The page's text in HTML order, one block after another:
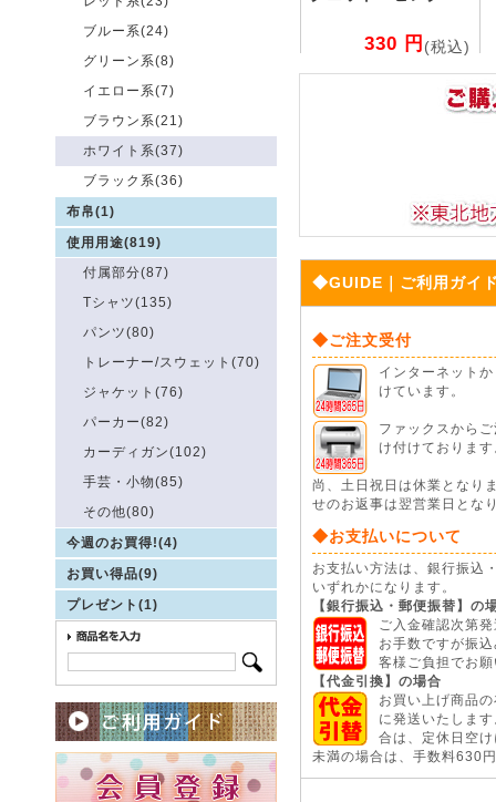
ブルー系(24)
グリーン系(8)
イエロー系(7)
ブラウン系(21)
ホワイト系(37)
ブラック系(36)
布帛(1)
使用用途(819)
付属部分(87)
Tシャツ(135)
パンツ(80)
トレーナー/スウェット(70)
ジャケット(76)
パーカー(82)
カーディガン(102)
手芸・小物(85)
その他(80)
今週のお買得!(4)
お買い得品(9)
プレゼント(1)
330 円 (税込)
◆GUIDE｜ご利用ガイ
◆ご注文受付
インターネット
けています。
ファックスから
け付けております
尚、土日祝日は休業となり
せのお返事は翌営業日とな
◆お支払いについて
お支払い方法は、銀行振込
いずれかになります。
【銀行振込・郵便振替】の
ご入金確認次第
お手数ですが振
客様ご負担でお
【代金引換】の場合
お買い上げ商品
に発送いたしま
合は、定休日空
未満の場合は、手数料630